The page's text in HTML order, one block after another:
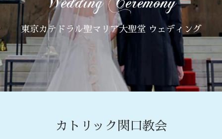
東京カテドラル聖マリア大聖堂 ウェディング
カトリック関口教会